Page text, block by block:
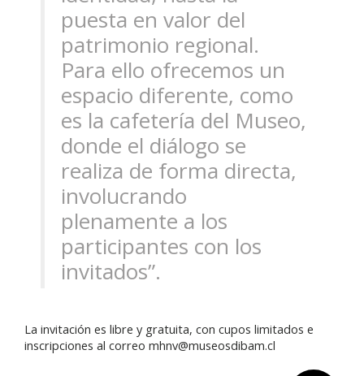
puesta en valor del
patrimonio regional.
Para ello ofrecemos un
espacio diferente, como
es la cafetería del Museo,
donde el diálogo se
realiza de forma directa,
involucrando
plenamente a los
participantes con los
invitados”.
La invitación es libre y gratuita, con cupos limitados e
inscripciones al correo mhnv@museosdibam.cl